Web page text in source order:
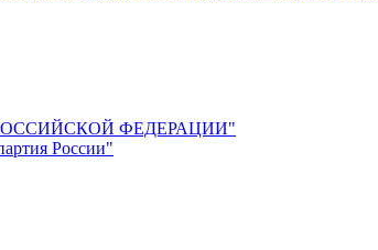
РОССИЙСКОЙ ФЕДЕРАЦИИ"
России"